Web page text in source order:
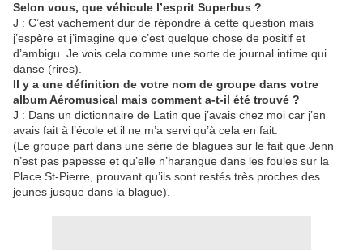
Selon vous, que véhicule l’esprit Superbus ?
J : C’est vachement dur de répondre à cette question mais
j’espère et j’imagine que c’est quelque chose de positif et
d’ambigu. Je vois cela comme une sorte de journal intime qui
danse (rires).
Il y a une définition de votre nom de groupe dans votre
album Aéromusical mais comment a-t-il été trouvé ?
J : Dans un dictionnaire de Latin que j’avais chez moi car j’en
avais fait à l’école et il ne m’a servi qu’à cela en fait.
(Le groupe part dans une série de blagues sur le fait que Jenn
n’est pas papesse et qu’elle n’harangue dans les foules sur la
Place St-Pierre, prouvant qu’ils sont restés très proches des
jeunes jusque dans la blague).